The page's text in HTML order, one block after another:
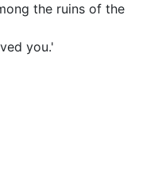
the ruins of the
you.'